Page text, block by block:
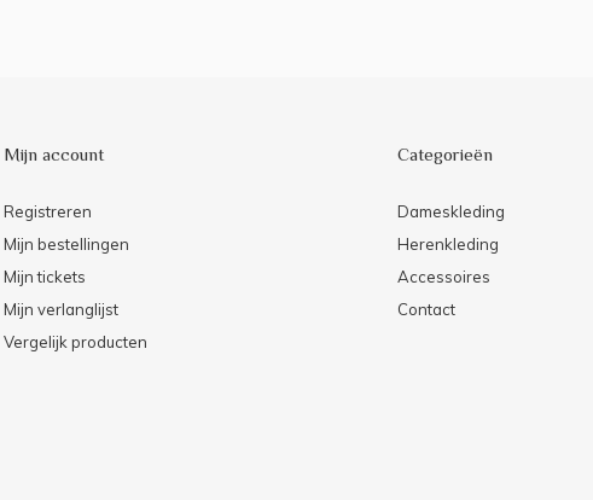
Mijn account
Registreren
Mijn bestellingen
Mijn tickets
Mijn verlanglijst
Vergelijk producten
Categorieën
Dameskleding
Herenkleding
Accessoires
Contact